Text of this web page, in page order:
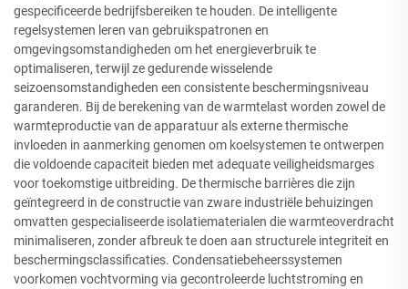
gespecificeerde bedrijfsbereiken te houden. De intelligente
regelsystemen leren van gebruikspatronen en
omgevingsomstandigheden om het energieverbruik te
optimaliseren, terwijl ze gedurende wisselende
seizoensomstandigheden een consistente beschermingsniveau
garanderen. Bij de berekening van de warmtelast worden zowel de
warmteproductie van de apparatuur als externe thermische
invloeden in aanmerking genomen om koelsystemen te ontwerpen
die voldoende capaciteit bieden met adequate veiligheidsmarges
voor toekomstige uitbreiding. De thermische barrières die zijn
geïntegreerd in de constructie van zware industriële behuizingen
omvatten gespecialiseerde isolatiematerialen die warmteoverdracht
minimaliseren, zonder afbreuk te doen aan structurele integriteit en
beschermingsclassificaties. Condensatiebeheerssystemen
voorkomen vochtvorming via gecontroleerde luchtstroming en